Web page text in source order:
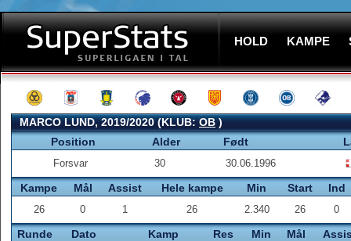
HOLD KAMPE
MARCO LUND, 2019/2020 (KLUB:OB)
Position
Alder Født
Forsvar 30 30.06.1996
Kampe Mål Assist Hele kampe Min Start Ind
26 0 1 26 2.340 26 0
Runde Dato Kamp Res Min Mål